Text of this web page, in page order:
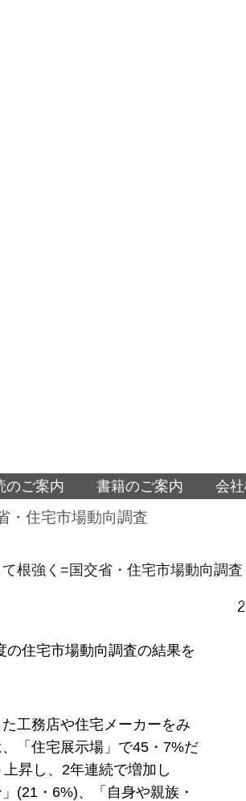
のご案内 書籍のご案内 会
・住宅市場動向調査
根強く=国交省・住宅市場動向調査
の住宅市場動向調査の結果を
工務店や住宅メーカーをみ
「住宅展示場」で45・7%だ
昇し、2年連続で増加し
(21・6%)、「自身や親族・